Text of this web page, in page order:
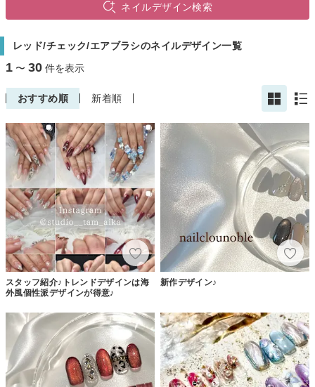
ネイルデザイン検索
レッド/チェック/エアブラシのネイルデザイン一覧
1 〜 30 件を表示
おすすめ順 新着順
スタッフ紹介♪トレンドデザインは海
外風個性派デザインが得意♪
新作デザイン♪